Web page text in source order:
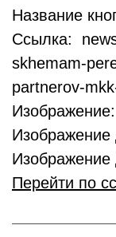
Название
Ссылка:
skhemam-
partnerov-
Изображение:
Изображение
Перейти по